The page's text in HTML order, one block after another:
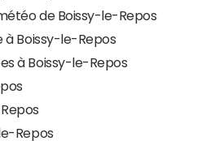
de Boissy-le-Repos
à Boissy-le-Repos
à Boissy-le-Repos
Repos